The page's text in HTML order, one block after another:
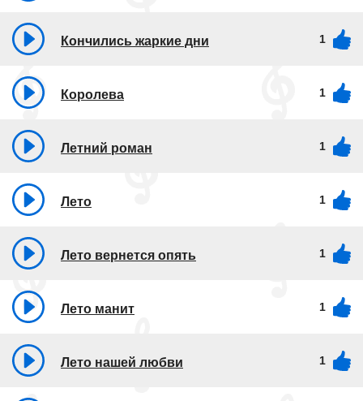
Кончились жаркие дни 1
Королева 1
Летний роман 1
Лето 1
Лето вернется опять 1
Лето манит 1
Лето нашей любви 1